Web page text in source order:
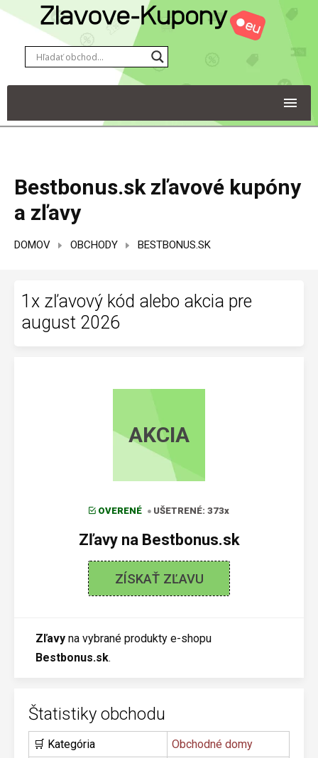
Bestbonus.sk zľavové kupóny
a zľavy
DOMOV OBCHODY BESTBONUS.SK
1x zľavový kód alebo akcia pre
august 2026
AKCIA
OVERENÉ UŠETRENÉ: 373x
Zľavy na Bestbonus.sk
ZÍSKAŤ ZĽAVU
Zľavy na vybrané produkty e-shopu
Bestbonus.sk.
Štatistiky obchodu
🛒 Kategória
Obchodné domy